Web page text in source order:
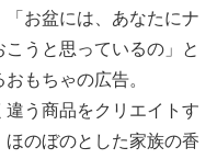
お盆には、あなたにナ
うと思っているの」と
もちゃの広告。
う商品をクリエイトす
のぼのとした家族の香